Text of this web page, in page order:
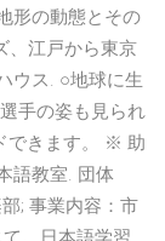
形の動態とその
、江戸から東京
ウス. ○地球に生
手の姿も見られ
できます。 ※ 助
語教室. 団体
; 事業内容：市